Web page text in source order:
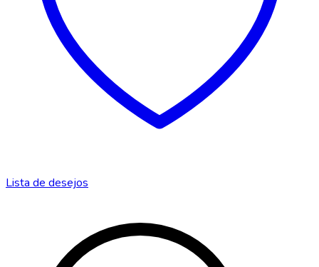
Lista de desejos